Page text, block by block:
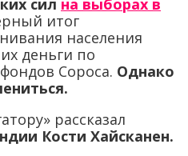
сил на выборах в
итог
населения
деньги по
Сороса. Однако
рассказал
Кости Хайсканен.